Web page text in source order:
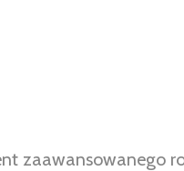
zaawansowanego